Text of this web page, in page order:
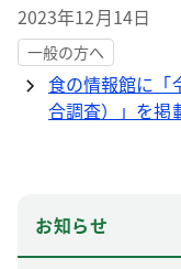
2023年12月14日
一般の方へ
食の情報館に「
合調査）」を掲
お知らせ